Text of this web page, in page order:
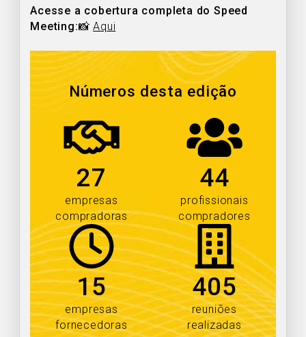
Acesse a cobertura completa do Speed
Meeting:📸Aqui
Números desta edição
27
empresas
compradoras
44
profissionais
compradores
15
empresas
fornecedoras
405
reuniões
realizadas